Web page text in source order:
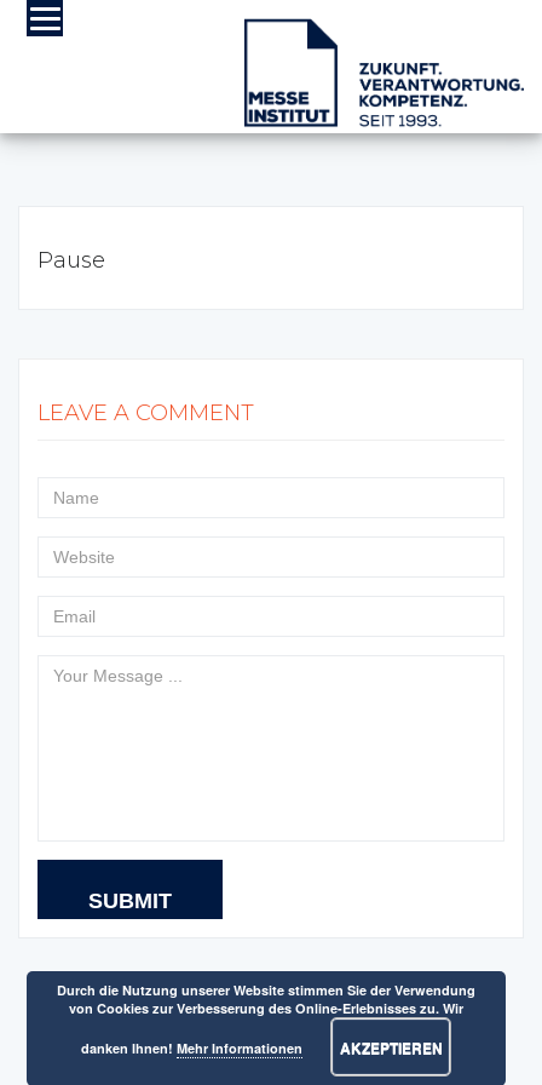
Pause
LEAVE A COMMENT
Durch die Nutzung unserer Website stimmen Sie der Verwendung
von Cookies zur Verbesserung des Online-Erlebnisses zu. Wir
danken Ihnen!Mehr Informationen AKZEPTIEREN